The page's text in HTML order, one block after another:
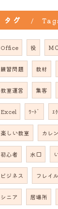
タグ
Office 役 Ｍ
練習問題 教材
教室運営 集客
Excel ﾜｰﾄﾞ ｴ
楽しい教室 カレ
初心者 水口
ビジネス フレイ
シニア 居場所